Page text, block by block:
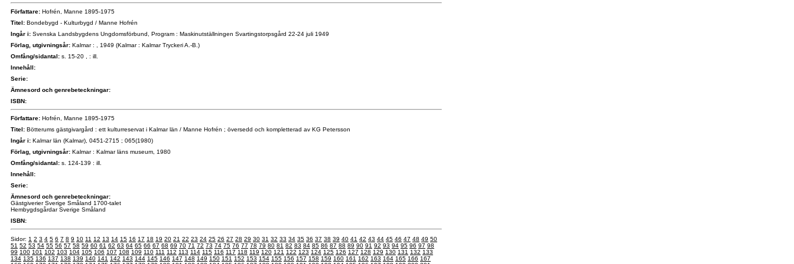
Författare: Hofrén, Manne 1895-1975
Titel: Bondebygd - Kulturbygd / Manne Hofrén
Ingår i: Svenska Landsbygdens Ungdomsförbund, Program : Maskinutställningen Svartingstorpsgård 22-24 juli 1949
Förlag, utgivningsår: Kalmar : , 1949 (Kalmar : Kalmar Tryckeri A.-B.)
Omfång/sidantal: s. 15-20 , : ill.
Innehåll:
Serie:
Ämnesord och genrebeteckningar:
ISBN:
Författare: Hofrén, Manne 1895-1975
Titel: Bötterums gästgivargård : ett kulturreservat i Kalmar län / Manne Hofrén ; översedd och kompletterad av KG Petersson
Ingår i: Kalmar län (Kalmar), 0451-2715 ; 065(1980)
Förlag, utgivningsår: Kalmar : Kalmar läns museum, 1980
Omfång/sidantal: s. 124-139 : ill.
Innehåll:
Serie:
Ämnesord och genrebeteckningar:
Gästgiverier Sverige Småland 1700-talet
Hembygdsgårdar Sverige Småland
ISBN:
Sidor: 1 2 3 4 5 6 7 8 9 10 11 12 13 14 15 16 17 18 19 20 21 22 23 24 25 26 27 28 29 30 31 32 33 34 35 36 37 38 39 40 41 42 43 44 45 46 47 48 49 50
51 52 53 54 55 56 57 58 59 60 61 62 63 64 65 66 67 68 69 70 71 72 73 74 75 76 77 78 79 80 81 82 83 84 85 86 87 88 89 90 91 92 93 94 95 96 97 98
99 100 101 102 103 104 105 106 107 108 109 110 111 112 113 114 115 116 117 118 119 120 121 122 123 124 125 126 127 128 129 130 131 132 133
134 135 136 137 138 139 140 141 142 143 144 145 146 147 148 149 150 151 152 153 154 155 156 157 158 159 160 161 162 163 164 165 166 167